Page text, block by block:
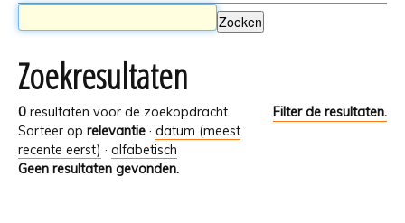
Zoekresultaten
0 resultaten voor de zoekopdracht.
Filter de resultaten.
Sorteer op relevantie · datum (meest
recente eerst) · alfabetisch
Geen resultaten gevonden.